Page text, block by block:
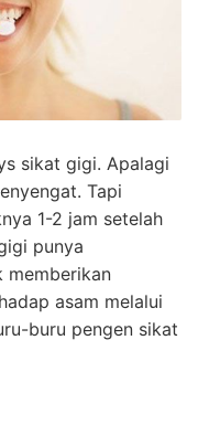
sikat gigi. Apalagi
Tapi
1-2 jam setelah
punya
memberikan
asam melalui
buru pengen sikat